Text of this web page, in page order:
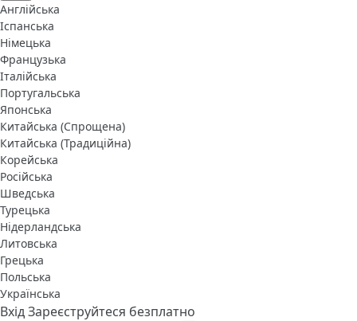
Англійська
Іспанська
Німецька
Французька
Італійська
Португальська
Японська
Китайська (Спрощена)
Китайська (Традиційна)
Корейська
Російська
Шведська
Турецька
Нідерландська
Литовська
Грецька
Польська
Українська
ВхідЗареєструйтеся безплатно